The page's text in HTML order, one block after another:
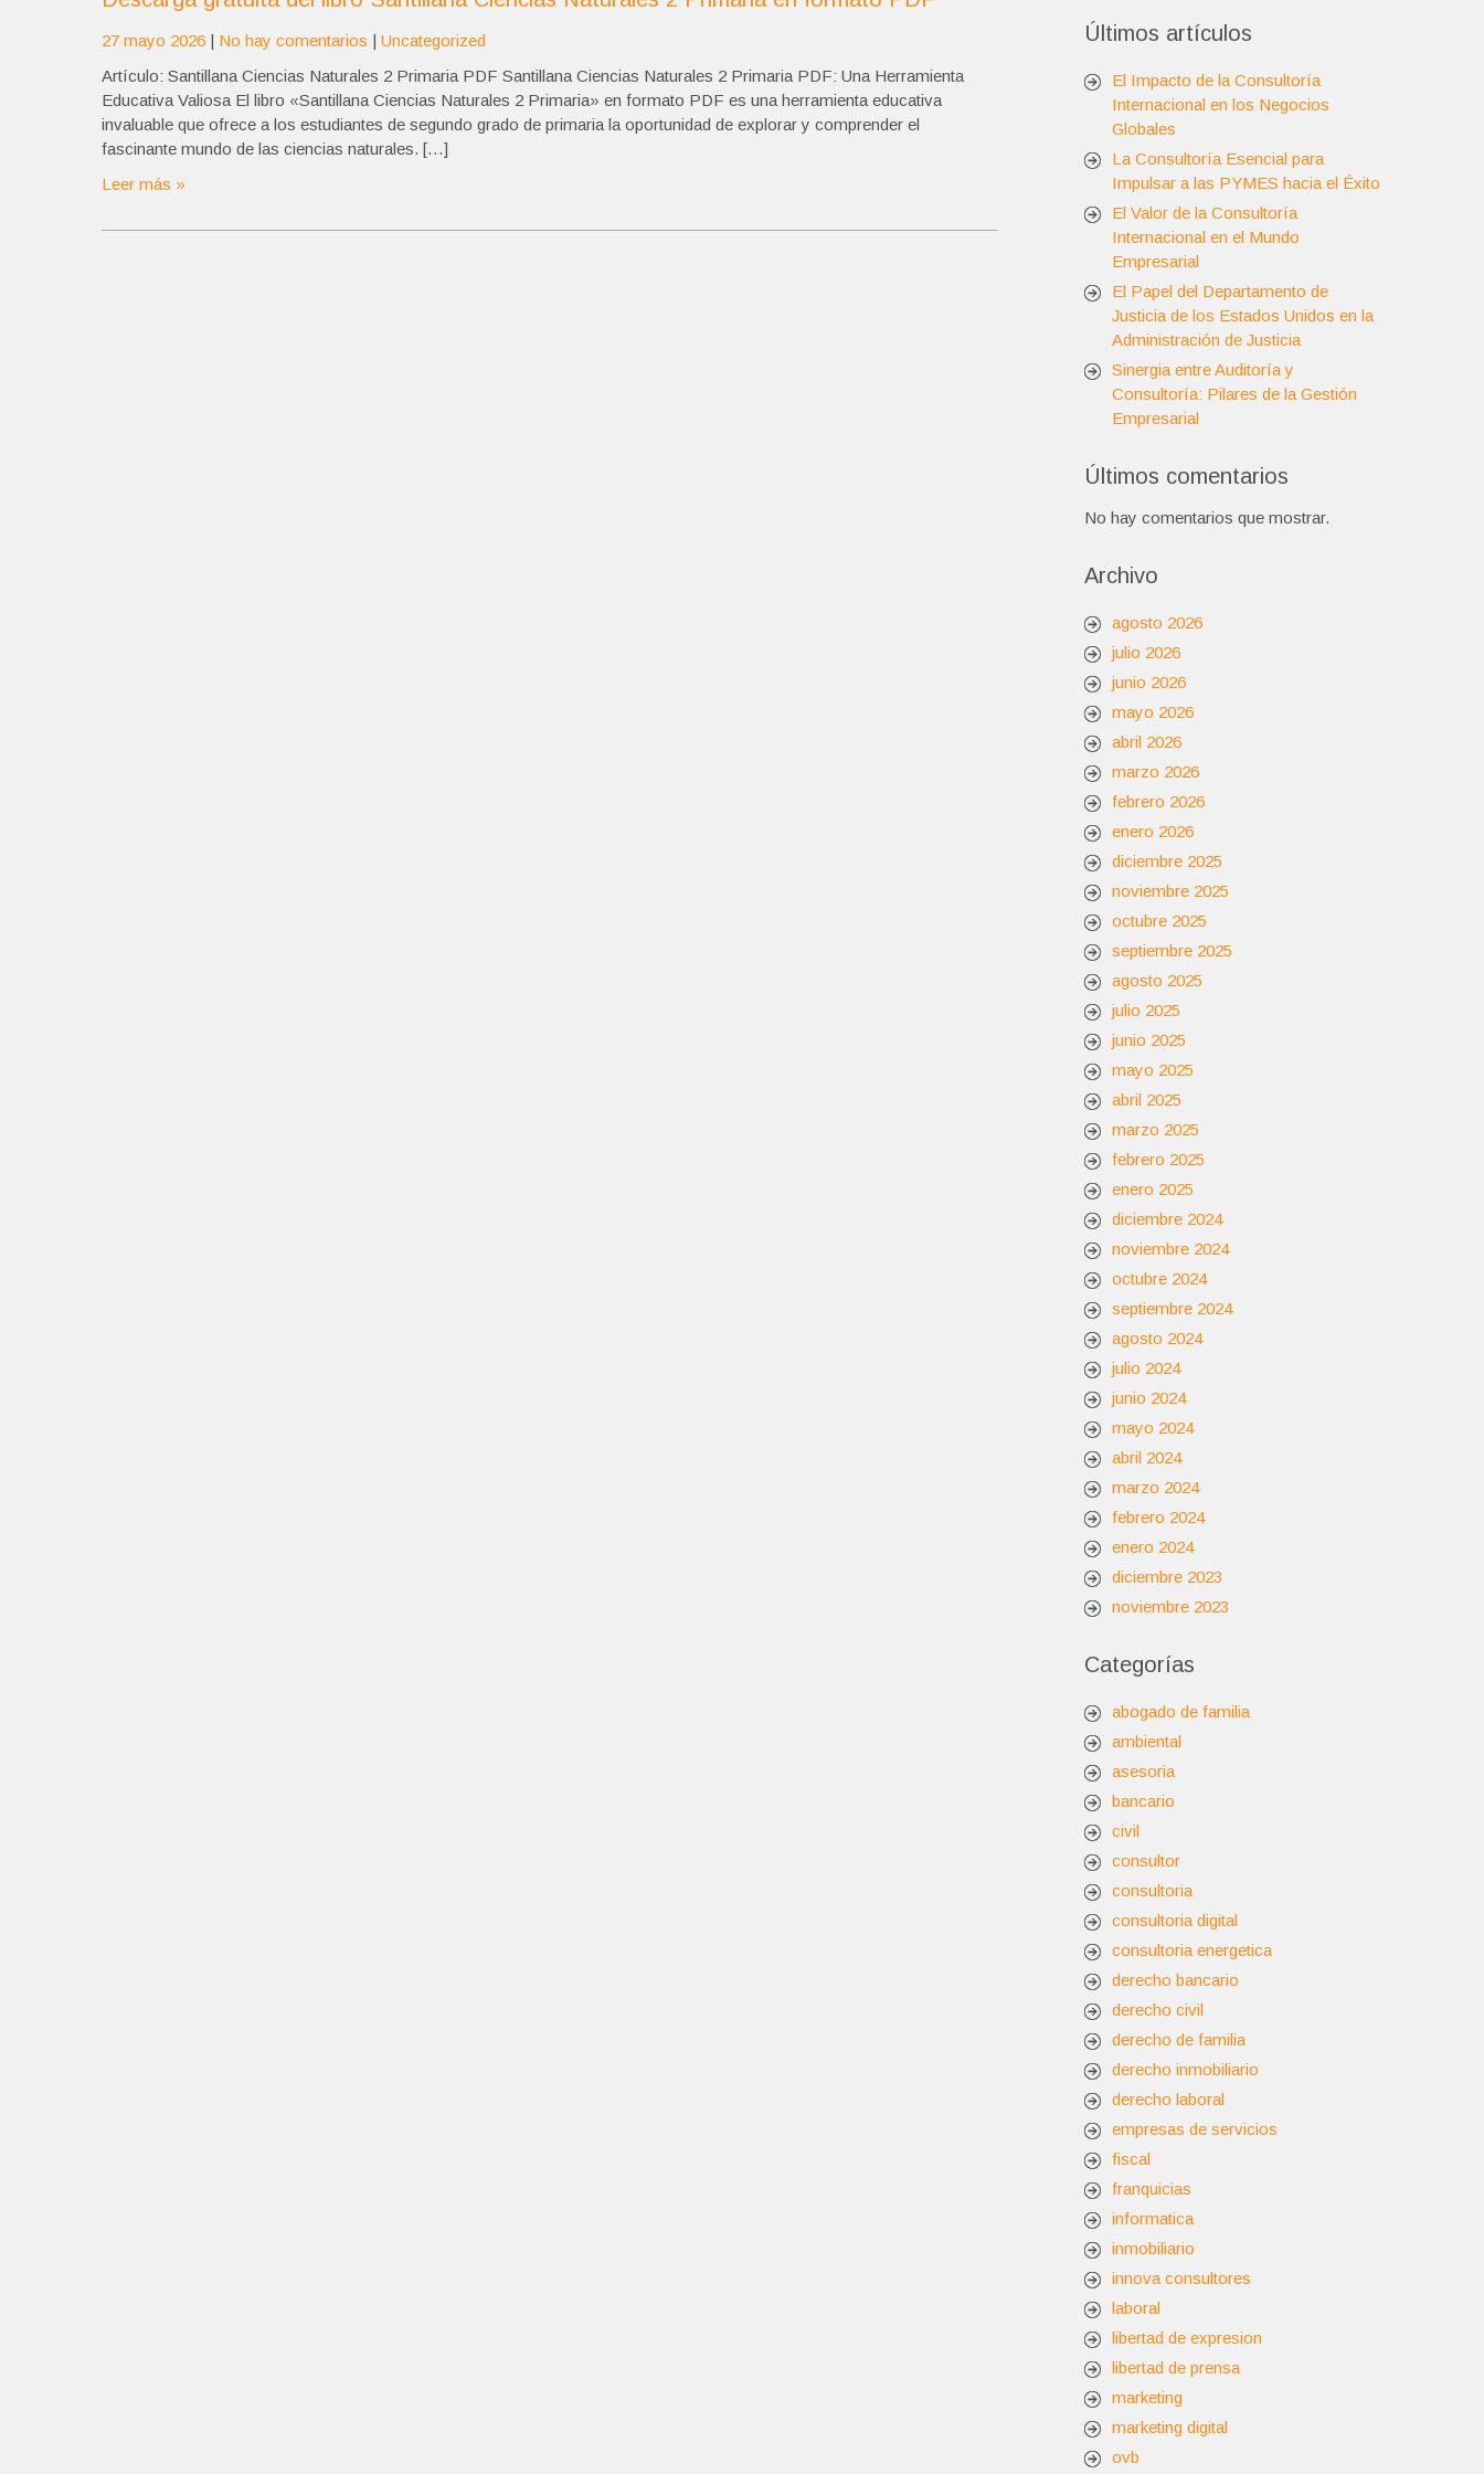
27 mayo 2026 | No hay comentarios | Uncategorized
Artículo: Santillana Ciencias Naturales 2 Primaria PDF Santillana Ciencias Naturales 2 Primaria PDF: Una Herramienta
Educativa Valiosa El libro «Santillana Ciencias Naturales 2 Primaria» en formato PDF es una herramienta educativa
invaluable que ofrece a los estudiantes de segundo grado de primaria la oportunidad de explorar y comprender el
fascinante mundo de las ciencias naturales. […]
Leer más »
Últimos artículos
El Impacto de la Consultoría
Internacional en los Negocios
Globales
La Consultoría Esencial para
Impulsar a las PYMES hacia el Éxito
El Valor de la Consultoría
Internacional en el Mundo
Empresarial
El Papel del Departamento de
Justicia de los Estados Unidos en la
Administración de Justicia
Sinergia entre Auditoría y
Consultoría: Pilares de la Gestión
Empresarial
Últimos comentarios
No hay comentarios que mostrar.
Archivo
agosto 2026
julio 2026
junio 2026
mayo 2026
abril 2026
marzo 2026
febrero 2026
enero 2026
diciembre 2025
noviembre 2025
octubre 2025
septiembre 2025
agosto 2025
julio 2025
junio 2025
mayo 2025
abril 2025
marzo 2025
febrero 2025
enero 2025
diciembre 2024
noviembre 2024
octubre 2024
septiembre 2024
agosto 2024
julio 2024
junio 2024
mayo 2024
abril 2024
marzo 2024
febrero 2024
enero 2024
diciembre 2023
noviembre 2023
Categorías
abogado de familia
ambiental
asesoria
bancario
civil
consultor
consultoria
consultoria digital
consultoria energetica
derecho bancario
derecho civil
derecho de familia
derecho inmobiliario
derecho laboral
empresas de servicios
fiscal
franquicias
informatica
inmobiliario
innova consultores
laboral
libertad de expresion
libertad de prensa
marketing
marketing digital
ovb